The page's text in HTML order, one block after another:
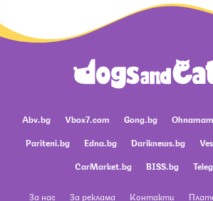
Abv.bg Vbox7.com Gong.bg
Pariteni.bg
Edna.bg Dariknews.bg
CarMarket.bg
BISS.bg
За нас За реклама Контакти